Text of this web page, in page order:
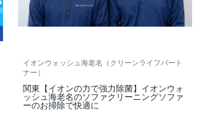
イオンウォッシュ海老名（クリーンライフパート
ナー）
関東【イオンの力で強力除菌】イオンウォ
ッシュ海老名のソファクリーニングソファ
ーのお掃除で快適に